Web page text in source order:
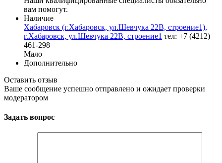
вам помогут.
Наличие
Хабаровск (г.Хабаровск, ул.Шевчука 22В, строение1),
г.Хабаровск, ул.Шевчука 22В, строение1 тел: +7 (4212)
461-298
Мало
Дополнительно
Оставить отзыв
Ваше сообщение успешно отправлено и ожидает проверки
модератором
Задать вопрос